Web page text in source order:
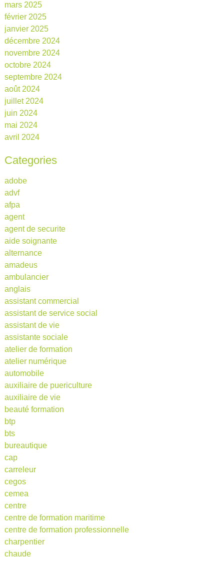
mars 2025
février 2025
janvier 2025
décembre 2024
novembre 2024
octobre 2024
septembre 2024
août 2024
juillet 2024
juin 2024
mai 2024
avril 2024
Categories
adobe
advf
afpa
agent
agent de securite
aide soignante
alternance
amadeus
ambulancier
anglais
assistant commercial
assistant de service social
assistant de vie
assistante sociale
atelier de formation
atelier numérique
automobile
auxiliaire de puericulture
auxiliaire de vie
beauté formation
btp
bts
bureautique
cap
carreleur
cegos
cemea
centre
centre de formation maritime
centre de formation professionnelle
charpentier
chaude